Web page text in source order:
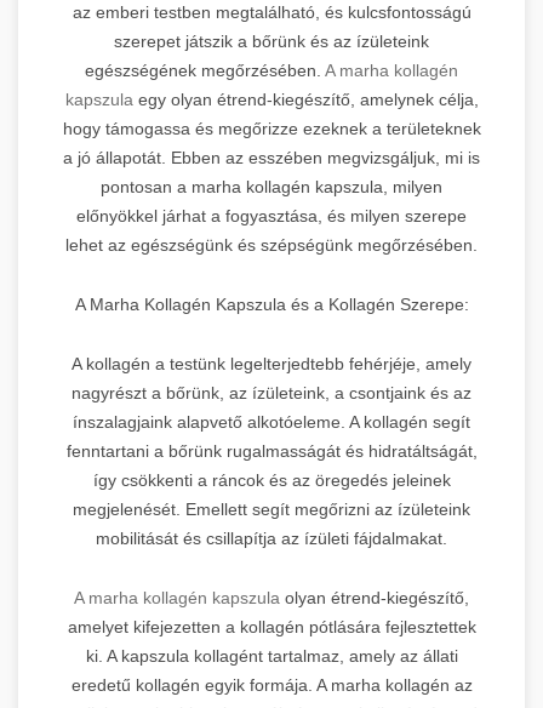
az emberi testben megtalálható, és kulcsfontosságú
szerepet játszik a bőrünk és az ízületeink
egészségének megőrzésében. A marha kollagén
kapszula egy olyan étrend-kiegészítő, amelynek célja,
hogy támogassa és megőrizze ezeknek a területeknek
a jó állapotát. Ebben az esszében megvizsgáljuk, mi is
pontosan a marha kollagén kapszula, milyen
előnyökkel járhat a fogyasztása, és milyen szerepe
lehet az egészségünk és szépségünk megőrzésében.
A Marha Kollagén Kapszula és a Kollagén Szerepe:
A kollagén a testünk legelterjedtebb fehérjéje, amely
nagyrészt a bőrünk, az ízületeink, a csontjaink és az
ínszalagjaink alapvető alkotóeleme. A kollagén segít
fenntartani a bőrünk rugalmasságát és hidratáltságát,
így csökkenti a ráncok és az öregedés jeleinek
megjelenését. Emellett segít megőrizni az ízületeink
mobilitását és csillapítja az ízületi fájdalmakat.
A marha kollagén kapszula olyan étrend-kiegészítő,
amelyet kifejezetten a kollagén pótlására fejlesztettek
ki. A kapszula kollagént tartalmaz, amely az állati
eredetű kollagén egyik formája. A marha kollagén az